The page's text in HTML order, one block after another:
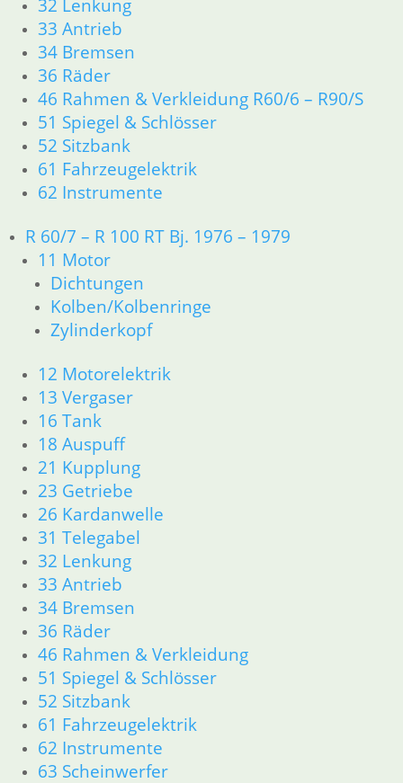
32 Lenkung
33 Antrieb
34 Bremsen
36 Räder
46 Rahmen & Verkleidung R60/6 – R90/S
51 Spiegel & Schlösser
52 Sitzbank
61 Fahrzeugelektrik
62 Instrumente
R 60/7 – R 100 RT Bj. 1976 – 1979
11 Motor
Dichtungen
Kolben/Kolbenringe
Zylinderkopf
12 Motorelektrik
13 Vergaser
16 Tank
18 Auspuff
21 Kupplung
23 Getriebe
26 Kardanwelle
31 Telegabel
32 Lenkung
33 Antrieb
34 Bremsen
36 Räder
46 Rahmen & Verkleidung
51 Spiegel & Schlösser
52 Sitzbank
61 Fahrzeugelektrik
62 Instrumente
63 Scheinwerfer
Shop
Ersatzteile nach Modell
K-Modell
11 Motor
Dichtungen
32 Lenkung
33 Antrieb
34 Bremsen
46 Rahmen Verkleidung
61 Fahrzeugelektrik
11 Motor R25/3
Dichtungen
Zylinderkopf
12 Motorelektrik
13 Vergaser
16 Tank
18 Auspuff
21 Kupplung
23 Getriebe
31 Telegabel
32 Lenkung
33 Antrieb
34 Bremsen
36 Räder
46 Rahmen Verkleidung R25/3
51 Spiegel & Schlösser
61 Fahrzeugelektrik
62 Instrumente
63 Scheinwerfer
R26 & R27
11 Motor
Dichtungen
Zylinderkopf r26-r27
12 Motorelektrik
13 Vergaser
16 Tank
18 Auspuff